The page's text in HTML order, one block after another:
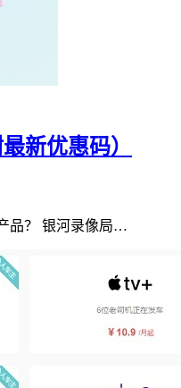
新优惠码）
品？ 银河录像局…